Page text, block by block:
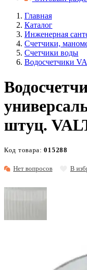
Главная
Каталог
Инженерная
Счетчики,
Счетчики воды
Водосчетчики
штуц.
Нет вопросов В
Код товара:015288